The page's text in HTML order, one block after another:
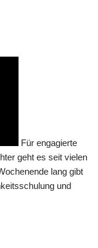
Für engagierte
geht es seit vielen
lang gibt
und